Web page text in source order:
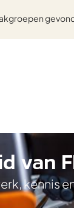
van
kennis